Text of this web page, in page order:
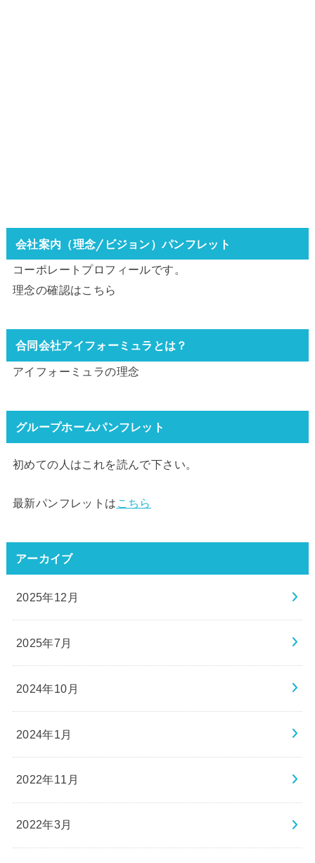
会社案内（理念/ビジョン）パンフレット
コーポレートプロフィールです。
理念の確認はこちら
合同会社アイフォーミュラとは？
アイフォーミュラの理念
グループホームパンフレット
初めての人はこれを読んで下さい。
最新パンフレットは こちら
アーカイブ
2025年12月
2025年7月
2024年10月
2024年1月
2022年11月
2022年3月